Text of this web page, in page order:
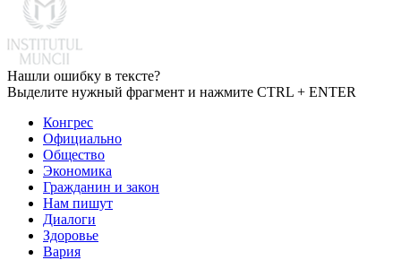
Нашли ошибку в тексте?
Выделите нужный фрагмент и нажмите CTRL + ENTER
Конгрес
Официально
Общество
Экономика
Гражданин и закон
Нам пишут
Диалоги
Здоровье
Вария